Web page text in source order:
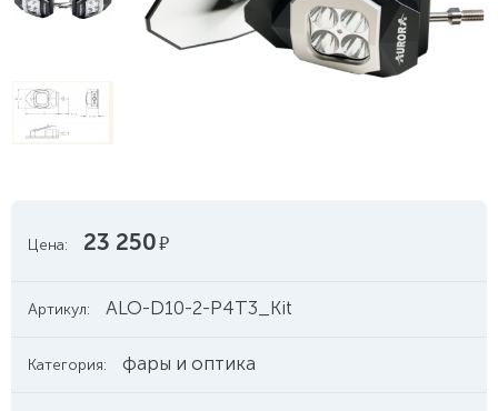
Цена: 23 250руб.
Артикул: ALO-D10-2-P4T3_Kit
Категория: фары и оптика